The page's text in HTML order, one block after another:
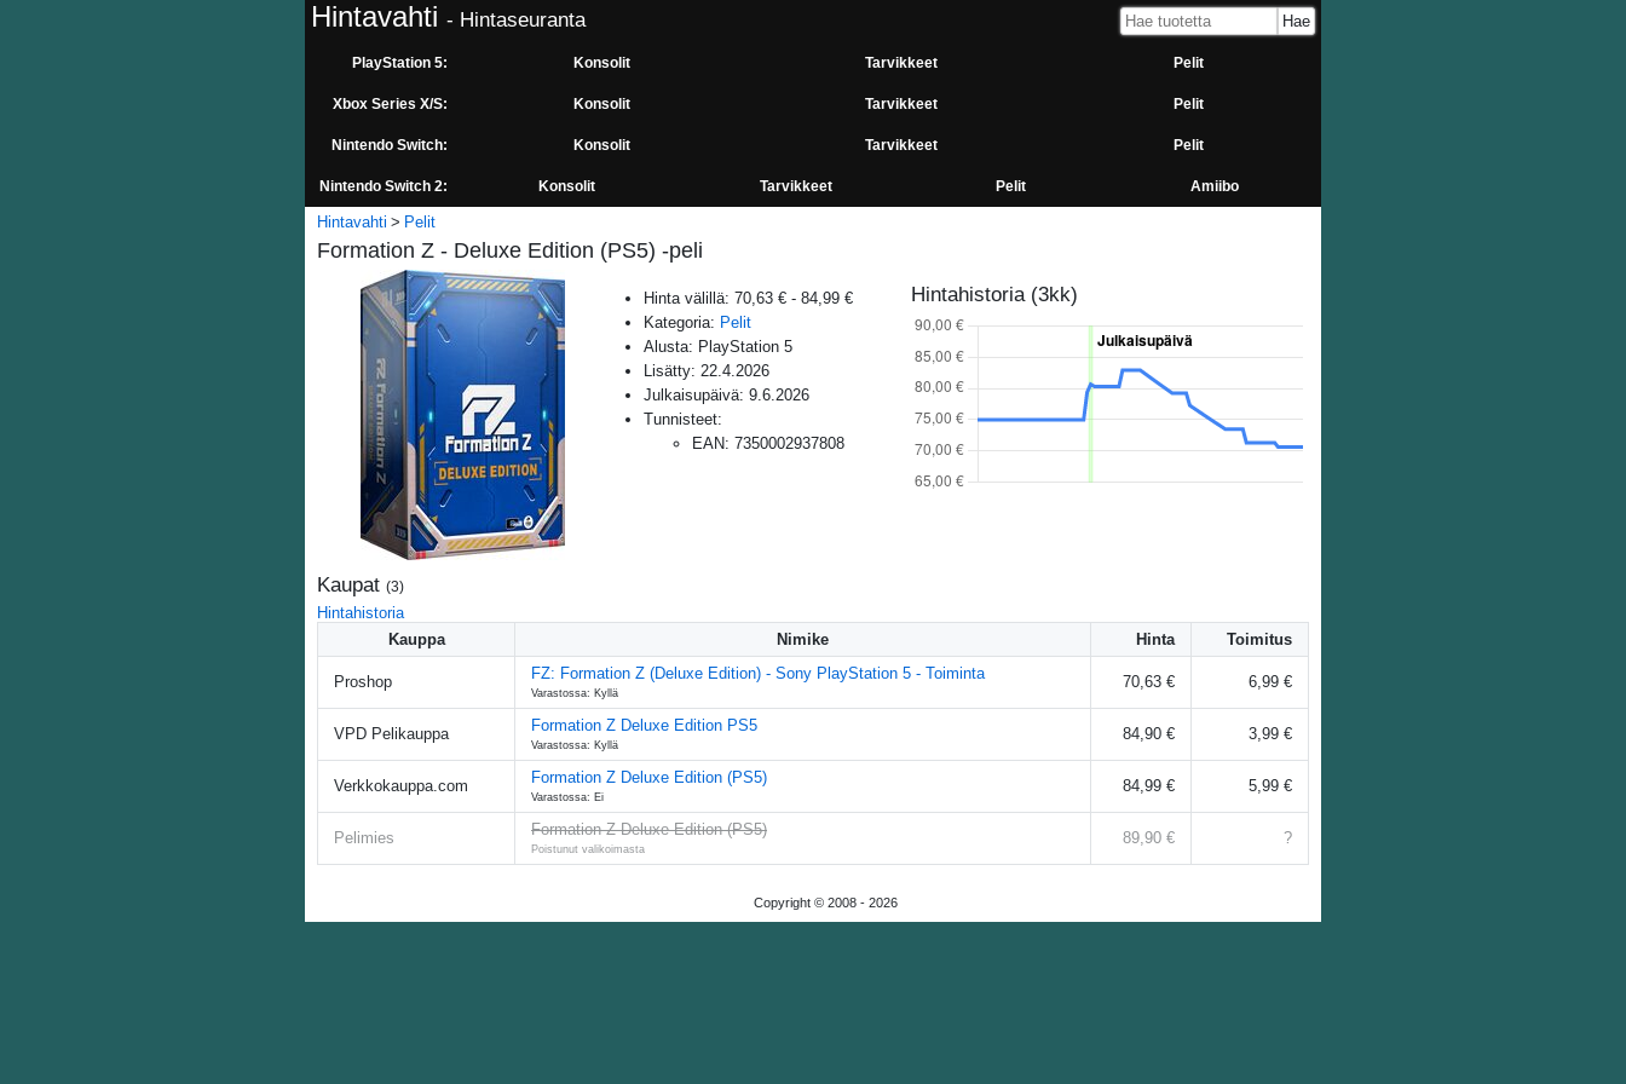
Hintavahti - Hintaseuranta
PlayStation 5: Konsolit Tarvikkeet Pelit
Xbox Series X/S: Konsolit Tarvikkeet Pelit
Nintendo Switch: Konsolit Tarvikkeet Pelit
Nintendo Switch 2: Konsolit Tarvikkeet Pelit Amiibo
Hintavahti Pelit
Formation Z - Deluxe Edition (PS5) -peli
Hinta välillä: 70,63 € - 84,99 €
Kategoria: Pelit
Alusta: PlayStation 5
Lisätty: 22.4.2026
Julkaisupäivä: 9.6.2026
Tunnisteet:
EAN: 7350002937808
Hintahistoria (3kk)
Kaupat (3)
Hintahistoria
Kauppa
Nimike Hinta Toimitus
Proshop FZ: Formation Z (Deluxe Edition) - Sony PlayStation 5 - Toiminta
Varastossa: Kyllä
70,63 € 6,99 €
VPD Pelikauppa Formation Z Deluxe Edition PS5
Varastossa: Kyllä
84,90 € 3,99 €
Verkkokauppa.com Formation Z Deluxe Edition (PS5)
Varastossa: Ei
84,99 € 5,99 €
Pelimies Formation Z Deluxe Edition (PS5)
Poistunut valikoimasta
89,90 € ?
Copyright © 2008 - 2026